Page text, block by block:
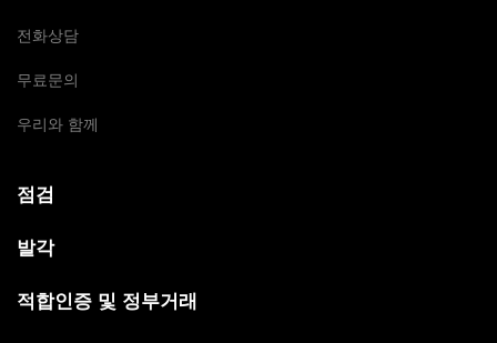
전화상담
무료문의
우리와 함께
점검
발각
적합인증 및 정부거래